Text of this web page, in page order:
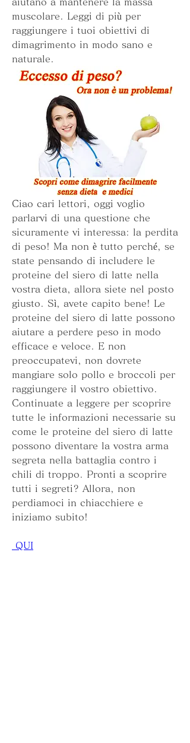
muscolare. Leggi di più per
raggiungere i tuoi obiettivi di
dimagrimento in modo sano e
naturale.
Ciao cari lettori, oggi voglio
parlarvi di una questione che
sicuramente vi interessa: la perdita
di peso! Ma non è tutto perché, se
state pensando di includere le
proteine del siero di latte nella
vostra dieta, allora siete nel posto
giusto. Sì, avete capito bene! Le
proteine del siero di latte possono
aiutare a perdere peso in modo
efficace e veloce. E non
preoccupatevi, non dovrete
mangiare solo pollo e broccoli per
raggiungere il vostro obiettivo.
Continuate a leggere per scoprire
tutte le informazioni necessarie su
come le proteine del siero di latte
possono diventare la vostra arma
segreta nella battaglia contro i
chili di troppo. Pronti a scoprire
tutti i segreti? Allora, non
perdiamoci in chiacchiere e
iniziamo subito!
QUI